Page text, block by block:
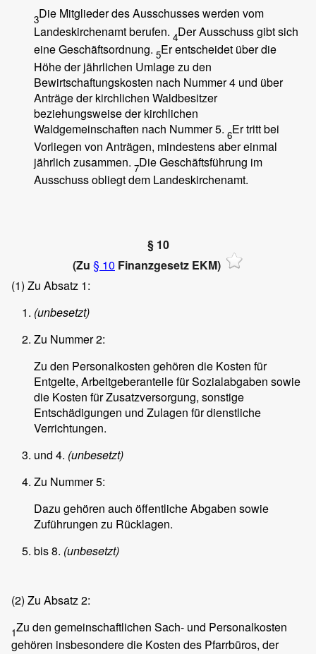
3Die Mitglieder des Ausschusses werden vom
Landeskirchenamt berufen. 4Der Ausschuss gibt sich
eine Geschäftsordnung. 5Er entscheidet über die
Höhe der jährlichen Umlage zu den
Bewirtschaftungskosten nach Nummer 4 und über
Anträge der kirchlichen Waldbesitzer
beziehungsweise der kirchlichen
Waldgemeinschaften nach Nummer 5. 6Er tritt bei
Vorliegen von Anträgen, mindestens aber einmal
jährlich zusammen. 7Die Geschäftsführung im
Ausschuss obliegt dem Landeskirchenamt.
§ 10
(Zu § 10 Finanzgesetz EKM)
(1) Zu Absatz 1:
(unbesetzt)
Zu Nummer 2:
Zu den Personalkosten gehören die Kosten für
Entgelte, Arbeitgeberanteile für Sozialabgaben sowie
die Kosten für Zusatzversorgung, sonstige
Entschädigungen und Zulagen für dienstliche
Verrichtungen.
und 4. (unbesetzt)
Zu Nummer 5:
Dazu gehören auch öffentliche Abgaben sowie
Zuführungen zu Rücklagen.
bis 8. (unbesetzt)
(2) Zu Absatz 2:
1Zu den gemeinschaftlichen Sach- und Personalkosten
gehören insbesondere die Kosten des Pfarrbüros, der